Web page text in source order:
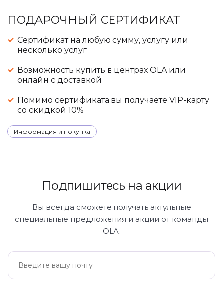
ПОДАРОЧНЫЙ СЕРТИФИКАТ
Сертификат на любую сумму, услугу или
несколько услуг
Возможность купить в центрах OLA или
онлайн с доставкой
Помимо сертификата вы получаете VIP-карту
со скидкой 10%
Информация и покупка
Подпишитесь на акции
Вы всегда сможете получать актульные
специальные предложения и акции от команды
OLA.